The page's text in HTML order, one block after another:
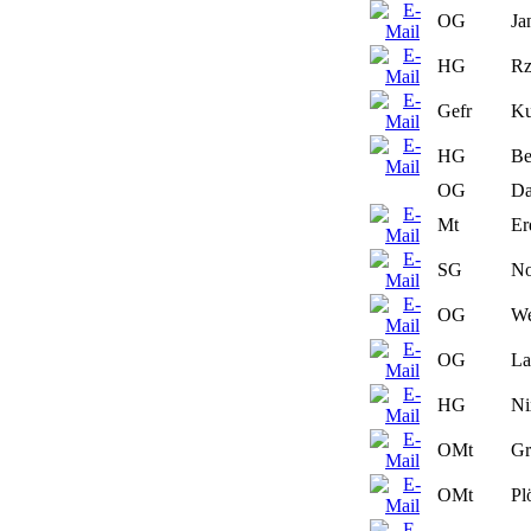
OG
HG
Gefr
HG
OG
Mt
SG
OG
OG
HG
OMt
OMt